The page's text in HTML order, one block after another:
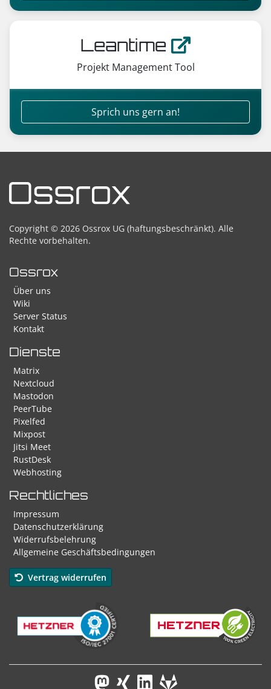
Leantime
Projekt Management Tool
Sprich uns gern an!
Copyright © 2026 Ossrox UG (haftungsbeschränkt). Alle
Rechte vorbehalten.
Ossrox
Über uns
Wiki
Server Status
Kontakt
Dienste
Matrix
Nextcloud
Mastodon
PeerTube
Pixelfed
Mixpost
Jitsi Meet
RustDesk
Webhosting
Rechtliches
Impressum
Datenschutzerklärung
Widerrufsbelehrung
Allgemeine Geschäftsbedingungen
Vertrag widerrufen